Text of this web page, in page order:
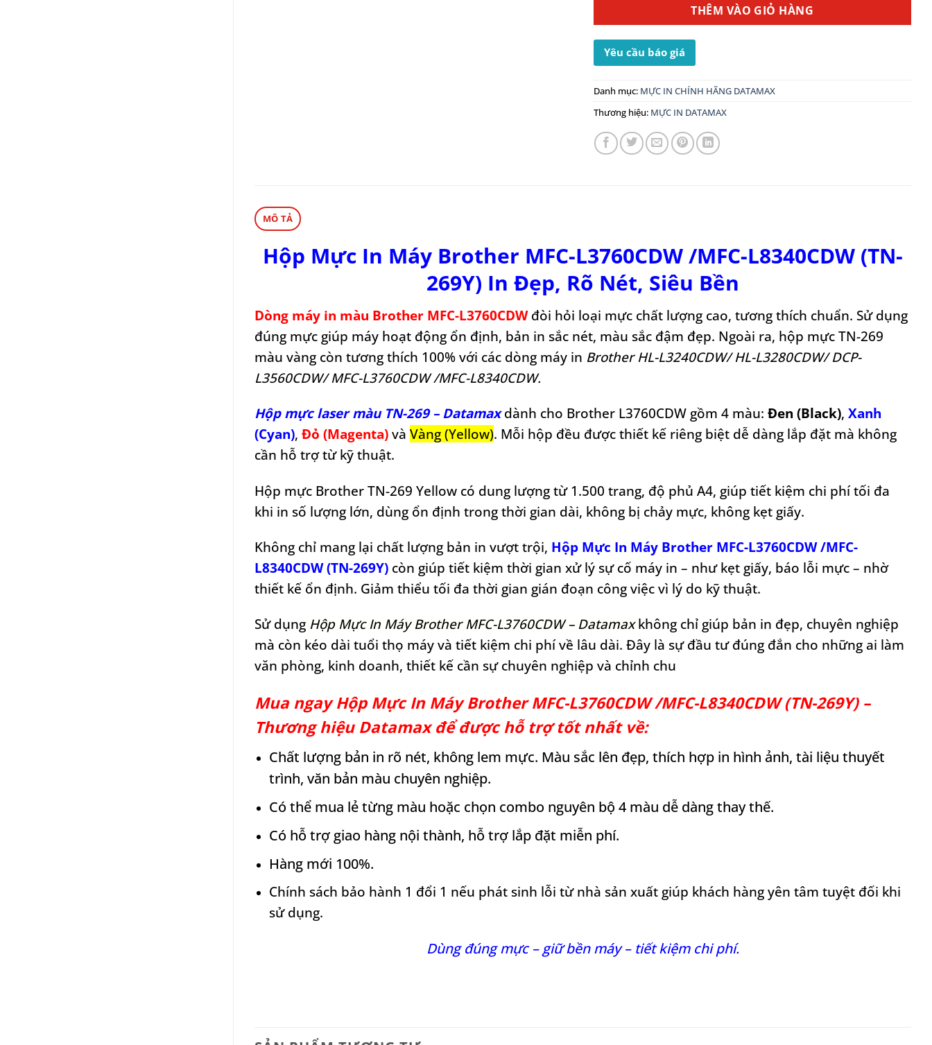
THÊM VÀO GIỎ HÀNG
Yêu cầu báo giá
Danh mục: MỰC IN CHÍNH HÃNG DATAMAX
Thương hiệu: MỰC IN DATAMAX
MÔ TẢ
Hộp Mực In Máy Brother MFC-L3760CDW /MFC-L8340CDW (TN-
269Y) In Đẹp, Rõ Nét, Siêu Bền
Dòng máy in màu Brother MFC-L3760CDWđòi hỏi loại mực chất lượng cao, tương thích chuẩn. Sử dụng
đúng mực giúp máy hoạt động ổn định, bản in sắc nét, màu sắc đậm đẹp. Ngoài ra, hộp mực TN-269
màu vàng còn tương thích 100% với các dòng máy in Brother HL-L3240CDW/ HL-L3280CDW/ DCP-
L3560CDW/ MFC-L3760CDW /MFC-L8340CDW.
Hộp mực laser màu TN-269 – Datamaxdành cho Brother L3760CDW gồm 4 màu: Đen (Black), Xanh
(Cyan), Đỏ (Magenta) và Vàng (Yellow). Mỗi hộp đều được thiết kế riêng biệt dễ dàng lắp đặt mà không
cần hỗ trợ từ kỹ thuật.
Hộp mực Brother TN-269 Yellow có dung lượng từ 1.500 trang, độ phủ A4, giúp tiết kiệm chi phí tối đa
khi in số lượng lớn, dùng ổn định trong thời gian dài, không bị chảy mực, không kẹt giấy.
Không chỉ mang lại chất lượng bản in vượt trội, Hộp Mực In Máy Brother MFC-L3760CDW /MFC-
L8340CDW (TN-269Y) còn giúp tiết kiệm thời gian xử lý sự cố máy in – như kẹt giấy, báo lỗi mực – nhờ
thiết kế ổn định. Giảm thiểu tối đa thời gian gián đoạn công việc vì lý do kỹ thuật.
Sử dụng Hộp Mực In Máy Brother MFC-L3760CDW – Datamaxkhông chỉ giúp bản in đẹp, chuyên nghiệp
mà còn kéo dài tuổi thọ máy và tiết kiệm chi phí về lâu dài. Đây là sự đầu tư đúng đắn cho những ai làm
văn phòng, kinh doanh, thiết kế cần sự chuyên nghiệp và chỉnh chu
Mua ngay Hộp Mực In Máy Brother MFC-L3760CDW /MFC-L8340CDW (TN-269Y) –
Thương hiệu Datamax để được hỗ trợ tốt nhất về:
Chất lượng bản in rõ nét, không lem mực. Màu sắc lên đẹp, thích hợp in hình ảnh, tài liệu thuyết
trình, văn bản màu chuyên nghiệp.
Có thể mua lẻ từng màu hoặc chọn combo nguyên bộ 4 màu dễ dàng thay thế.
Có hỗ trợ giao hàng nội thành, hỗ trợ lắp đặt miễn phí.
Hàng mới 100%.
Chính sách bảo hành 1 đổi 1 nếu phát sinh lỗi từ nhà sản xuất giúp khách hàng yên tâm tuyệt đối khi
sử dụng.
Dùng đúng mực – giữ bền máy – tiết kiệm chi phí.